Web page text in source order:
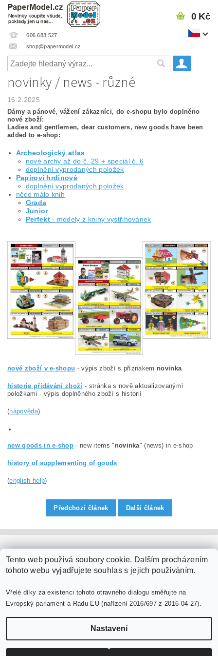
606 683 527
shop@papermodel.cz
0 Kč
novinky / news - různé
16.2.2025
Dámy a pánové, vážení zákazníci, do e-shopu bylo doplněno
nové zboží:
Ladies and gentlemen, dear customers, new goods have been
added to e-shop:
Archeologický atlas
nové archy až do č. 29 + speciál č. 6
doplnění vyprodaných položek
Papíroví hrdinové
doplnění vyprodaných položek
něco málo knih
Grada
Junior
Perfekt- modely z knihy vystřihovánek
nové zboží v e-shopu - výpis zboží s příznakem novinka
historie přidávání zboží - stránka s nově aktualizovanými
položkami - výpis doplněného zboží s historií
(nápověda)
new goods in e-shop - new items " novinka" (news) in e-shop
history of supplementing of goods
(english help)
Předchozí článek Další článek
Vytvořil Shoptet
Tento web používá soubory cookie. Dalším procházením
tohoto webu vyjadřujete souhlas s jejich používáním.
Vřelé díky za existenci tohoto otravného dialogu směřujte na
Evropský parlament a Radu EU (nařízení 2016/697 z 2016-04-27).
Nastavení